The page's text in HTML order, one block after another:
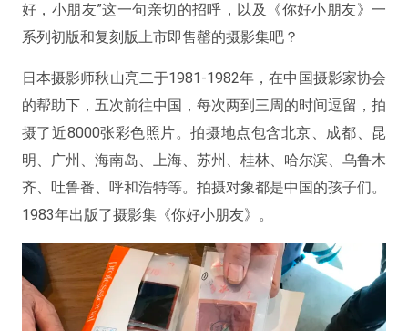
好，小朋友”这一句亲切的招呼，以及《你好小朋友》一
系列初版和复刻版上市即售罄的摄影集吧？
日本摄影师秋山亮二于1981-1982年，在中国摄影家协会
的帮助下，五次前往中国，每次两到三周的时间逗留，拍
摄了近8000张彩色照片。拍摄地点包含北京、成都、昆
明、广州、海南岛、上海、苏州、桂林、哈尔滨、乌鲁木
齐、吐鲁番、呼和浩特等。拍摄对象都是中国的孩子们。
1983年出版了摄影集《你好小朋友》。